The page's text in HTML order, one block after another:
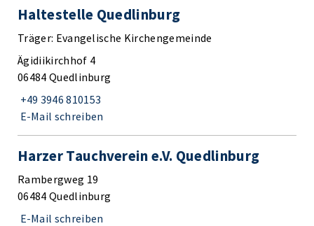
Haltestelle Quedlinburg
Träger: Evangelische Kirchengemeinde
Ägidiikirchhof 4
06484 Quedlinburg
+49 3946 810153
E-Mail schreiben
Harzer Tauchverein e.V. Quedlinburg
Rambergweg 19
06484 Quedlinburg
E-Mail schreiben